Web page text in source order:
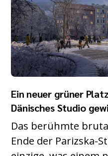
Ein neuer grüner
Dänisches Studio
Das berühmte
Ende der Parizska-